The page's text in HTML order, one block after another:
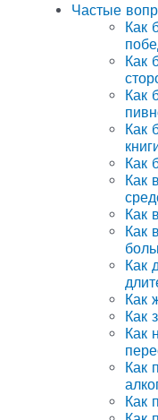
Частые
Как
Как
Как
Как
Как
Как
Как
Как
Как
Как
Как
Как
Как
Как